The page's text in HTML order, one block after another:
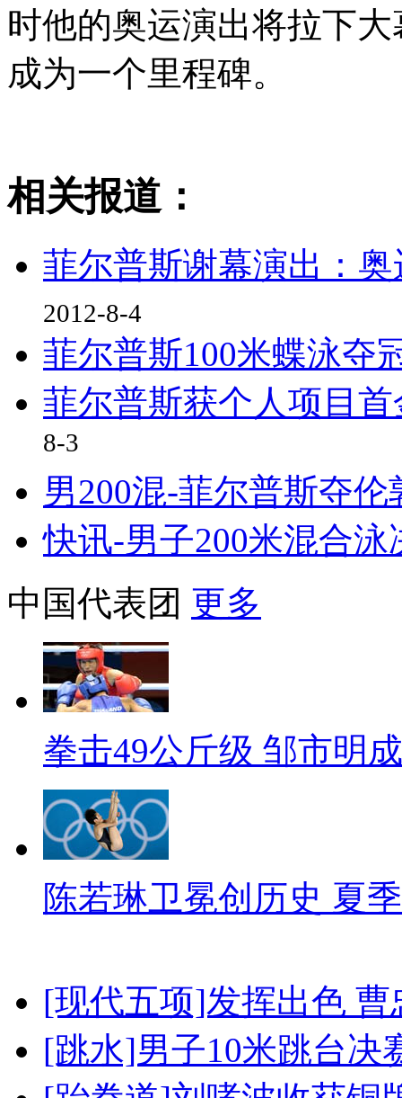
时他的奥运演出将拉下
成为一个里程碑。
相关报道：
菲尔普斯谢幕演出：
2012-8-4
菲尔普斯100米蝶泳夺
菲尔普斯获个人项目
8-3
男200混-菲尔普斯夺
快讯-男子200米混合
中国代表团 更多
拳击49公斤级 邹市明
陈若琳卫冕创历史 夏
[现代五项]发挥出色
[跳水]男子10米跳台决